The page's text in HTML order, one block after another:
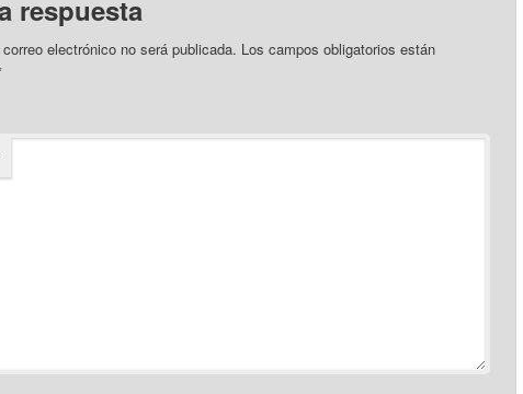
respuesta
electrónico no será publicada. Los campos obligatorios están